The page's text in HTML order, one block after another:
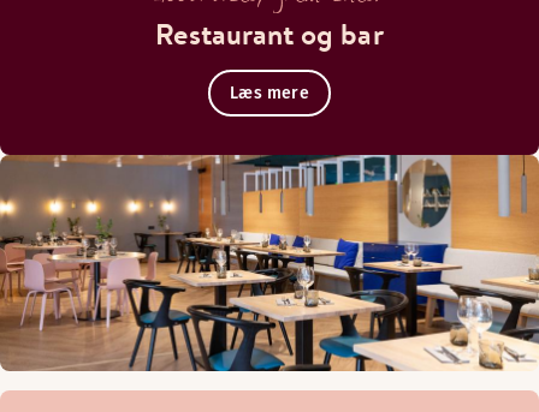
Restaurant og bar
Læs mere